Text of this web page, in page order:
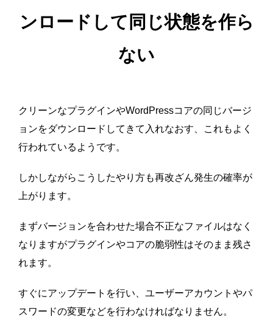
ンロードして同じ状態を作ら
ない
クリーンなプラグインやWordPressコアの同じバージ
ョンをダウンロードしてきて入れなおす、これもよく
行われているようです。
しかしながらこうしたやり方も再改ざん発生の確率が
上がります。
まずバージョンを合わせた場合不正なファイルはなく
なりますがプラグインやコアの脆弱性はそのまま残さ
れます。
すぐにアップデートを行い、ユーザーアカウントやパ
スワードの変更などを行わなければなりません。